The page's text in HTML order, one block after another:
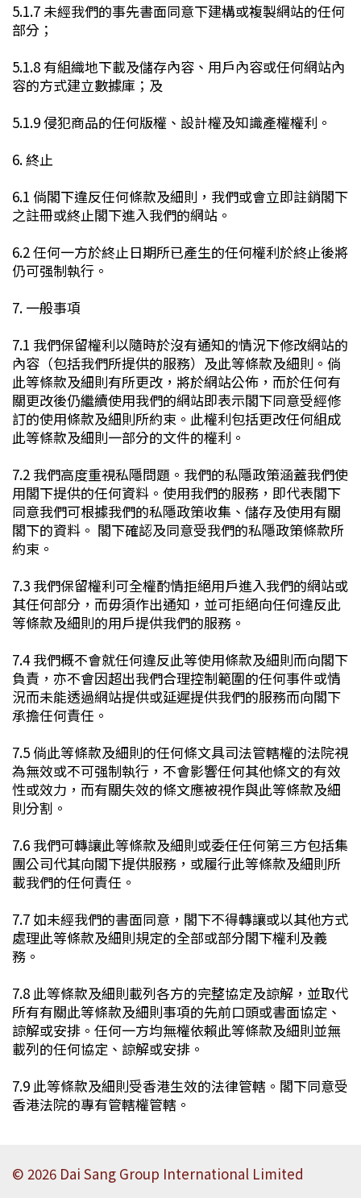
5.1.7 未經我們的事先書面同意下建構或複製網站的任何
部分；
5.1.8 有組織地下載及儲存內容、用戶內容或任何網站內
容的方式建立數據庫；及
5.1.9 侵犯商品的任何版權、設計權及知識產權權利。
6. 終止
6.1 倘閣下違反任何條款及細則，我們或會立即註銷閣下
之註冊或終止閣下進入我們的網站。
6.2 任何一方於終止日期所已產生的任何權利於終止後將
仍可强制執行。
7. 一般事項
7.1 我們保留權利以隨時於沒有通知的情況下修改網站的
內容（包括我們所提供的服務）及此等條款及細則。倘
此等條款及細則有所更改，將於網站公佈，而於任何有
關更改後仍繼續使用我們的網站即表示閣下同意受經修
訂的使用條款及細則所約束。此權利包括更改任何組成
此等條款及細則一部分的文件的權利。
7.2 我們高度重視私隱問題。我們的私隱政策涵蓋我們使
用閣下提供的任何資料。使用我們的服務，即代表閣下
同意我們可根據我們的私隱政策收集、儲存及使用有關
閣下的資料。 閣下確認及同意受我們的私隱政策條款所
約束。
7.3 我們保留權利可全權酌情拒絕用戶進入我們的網站或
其任何部分，而毋須作出通知，並可拒絕向任何違反此
等條款及細則的用戶提供我們的服務。
7.4 我們概不會就任何違反此等使用條款及細則而向閣下
負責，亦不會因超出我們合理控制範圍的任何事件或情
況而未能透過網站提供或延遲提供我們的服務而向閣下
承擔任何責任。
7.5 倘此等條款及細則的任何條文具司法管轄權的法院視
為無效或不可强制執行，不會影響任何其他條文的有效
性或效力，而有關失效的條文應被視作與此等條款及細
則分割。
7.6 我們可轉讓此等條款及細則或委任任何第三方包括集
團公司代其向閣下提供服務，或履行此等條款及細則所
載我們的任何責任。
7.7 如未經我們的書面同意，閣下不得轉讓或以其他方式
處理此等條款及細則規定的全部或部分閣下權利及義
務。
7.8 此等條款及細則載列各方的完整協定及諒解，並取代
所有有關此等條款及細則事項的先前口頭或書面協定、
諒解或安排。任何一方均無權依賴此等條款及細則並無
載列的任何協定、諒解或安排。
7.9 此等條款及細則受香港生效的法律管轄。閣下同意受
香港法院的專有管轄權管轄。
© 2026 Dai Sang Group International Limited